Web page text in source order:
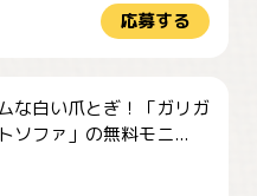
応募する
な白い爪とぎ！「ガリガ
ソファ」の無料モニ...